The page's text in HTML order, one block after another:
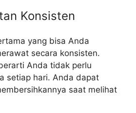
Konsisten
yang bisa Anda
secara konsisten.
Anda tidak perlu
setiap hari. Anda dapat
saat melihat